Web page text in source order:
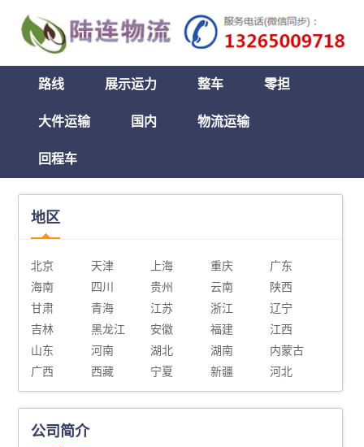
路线 展示运力 整车 零担
大件运输 国内 物流运输
回程车
地区
北京 天津 上海 重庆
广东
海南
四川 贵州 云南
陕西
甘肃
青海 江苏 浙江
辽宁
吉林
黑龙江 安徽 福建
江西
山东
河南 湖北 湖南
内蒙古
广西
西藏 宁夏 新疆 河北
公司简介